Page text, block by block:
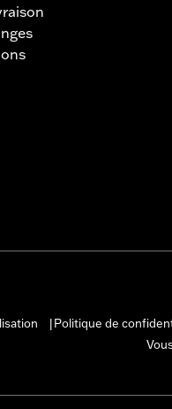
Politique de